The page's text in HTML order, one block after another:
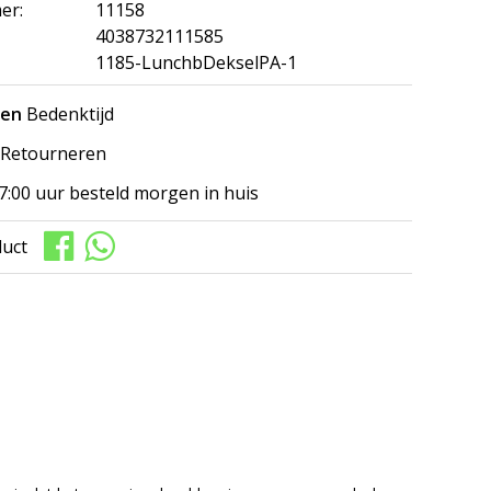
11158
4038732111585
1185-LunchbDekselPA-1
Bedenktijd
uur besteld morgen in huis